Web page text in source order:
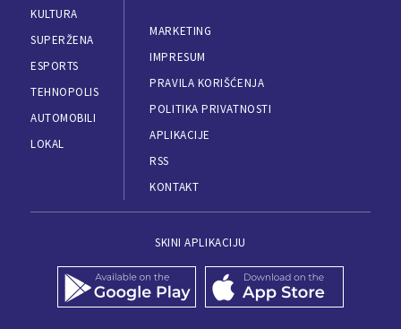
KULTURA
SUPERŽENA
ESPORTS
TEHNOPOLIS
AUTOMOBILI
LOKAL
MARKETING
IMPRESUM
PRAVILA KORIŠĆENJA
POLITIKA PRIVATNOSTI
APLIKACIJE
RSS
KONTAKT
SKINI APLIKACIJU